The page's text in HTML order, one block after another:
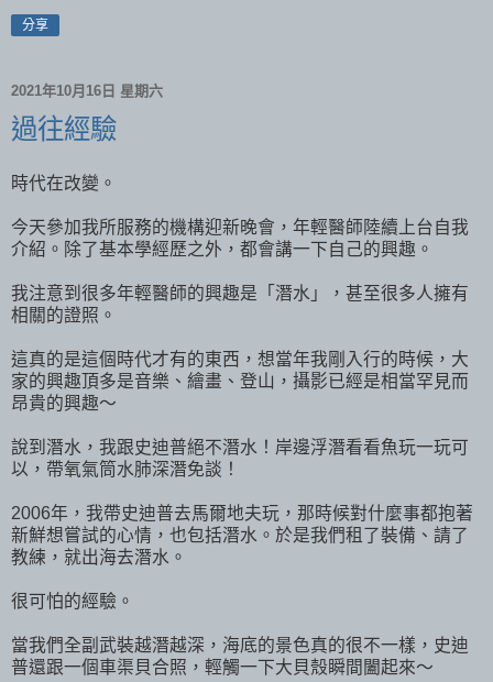
分享
2021年10月16日 星期六
過往經驗
時代在改變。
今天參加我所服務的機構迎新晚會，年輕醫師陸續上台自我
介紹。除了基本學經歷之外，都會講一下自己的興趣。
我注意到很多年輕醫師的興趣是「潛水」，甚至很多人擁有
相關的證照。
這真的是這個時代才有的東西，想當年我剛入行的時候，大
家的興趣頂多是音樂、繪畫、登山，攝影已經是相當罕見而
昂貴的興趣～
說到潛水，我跟史迪普絕不潛水！岸邊浮潛看看魚玩一玩可
以，帶氧氣筒水肺深潛免談！
2006年，我帶史迪普去馬爾地夫玩，那時候對什麼事都抱著
新鮮想嘗試的心情，也包括潛水。於是我們租了裝備、請了
教練，就出海去潛水。
很可怕的經驗。
當我們全副武裝越潛越深，海底的景色真的很不一樣，史迪
普還跟一個車渠貝合照，輕觸一下大貝殼瞬間闔起來～